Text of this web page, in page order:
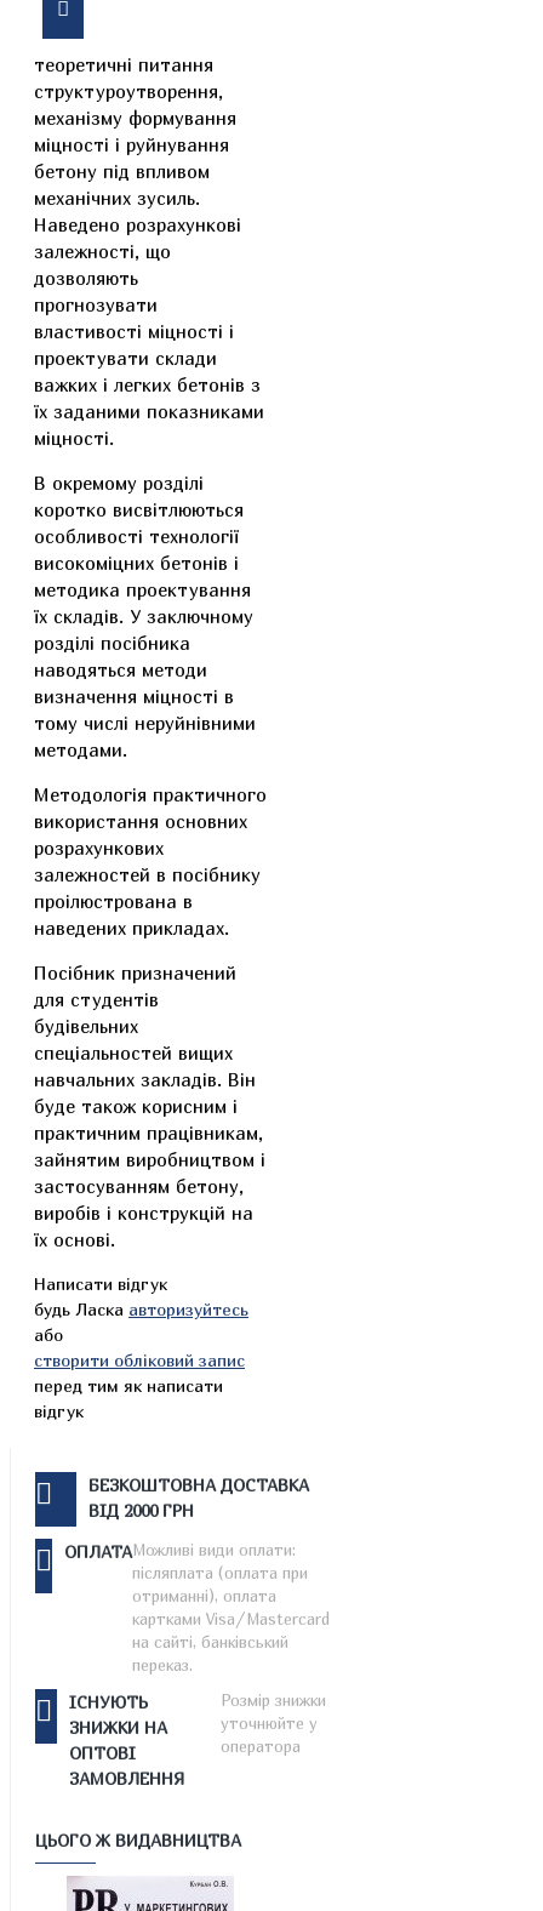
В даному посібнику
висвітлено основні
теоретичні питання
структуроутворення,
механізму формування
міцності і руйнування
бетону під впливом
механічних зусиль.
Наведено розрахункові
залежності, що
дозволяють
прогнозувати
властивості міцності і
проектувати склади
важких і легких бетонів з
їх заданими показниками
міцності.
В окремому розділі
коротко висвітлюються
особливості технології
високоміцних бетонів і
методика проектування
їх складів. У заключному
розділі посібника
наводяться методи
визначення міцності в
тому числі неруйнівними
методами.
Методологія практичного
використання основних
розрахункових
залежностей в посібнику
проілюстрована в
наведених прикладах.
Посібник призначений
для студентів
будівельних
спеціальностей вищих
навчальних закладів. Він
буде також корисним і
практичним працівникам,
зайнятим виробництвом і
застосуванням бетону,
виробів і конструкцій на
їх основі.
Написати відгук
будь Ласка авторизуйтесь
або
створити обліковий запис
перед тим як написати
відгук
БЕЗКОШТОВНА ДОСТАВКА
ВІД 2000 ГРН
ОПЛАТАМожливі види оплати:
післяплата (оплата при
отриманні), оплата
картками Visa/Mastercard
на сайті, банківський
переказ.
ІСНУЮТЬ
ЗНИЖКИ НА
ОПТОВІ
ЗАМОВЛЕННЯ
Розмір знижки
уточнюйте у
оператора
ЦЬОГО Ж ВИДАВНИЦТВА